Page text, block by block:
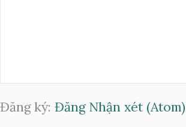
Đăng ký: Đăng Nhận xét (Atom)